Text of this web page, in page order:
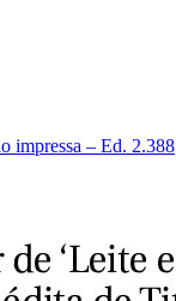
impressa – Ed. 2.388